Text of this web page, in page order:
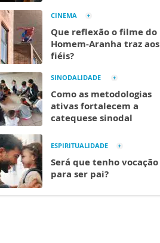
CINEMA
Que reflexão o filme do
Homem-Aranha traz aos
fiéis?
SINODALIDADE
Como as metodologias
ativas fortalecem a
catequese sinodal
ESPIRITUALIDADE
Será que tenho vocação
para ser pai?